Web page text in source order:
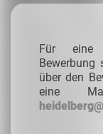
Für eine
Bewerbung
über den
eine